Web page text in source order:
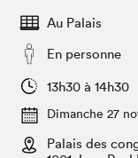
Espace médias
Espace
Club de
Nous connaître
Projets
Archives
Au Palais
En personne
13h30 à 14h30
Dimanche 27
Palais des